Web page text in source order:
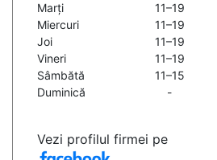
Marți
11–19
Miercuri
11–19
Joi
11–19
Vineri
11–19
Sâmbătă
11–15
Duminică
-
Vezi profilul firmei pe